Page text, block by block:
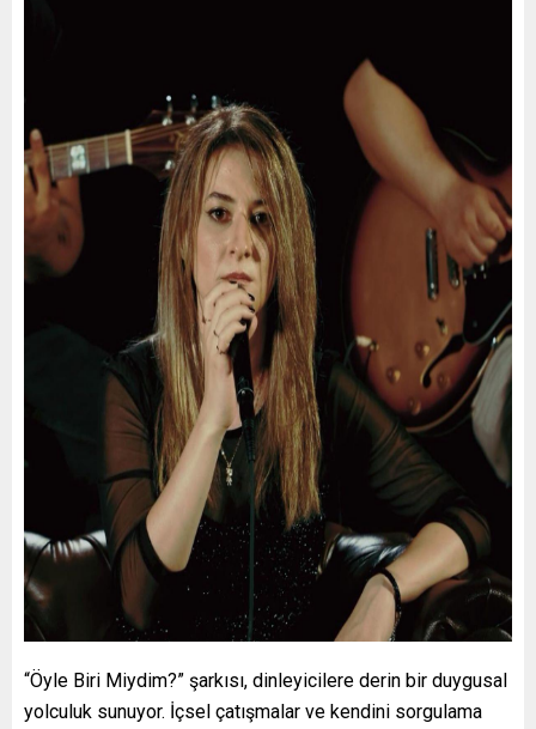
“Öyle Biri Miydim?” şarkısı, dinleyicilere derin bir duygusal
yolculuk sunuyor. İçsel çatışmalar ve kendini sorgulama